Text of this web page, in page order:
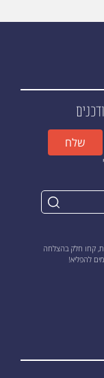
שלח
קחו חלק בהצלחה
להפליא!